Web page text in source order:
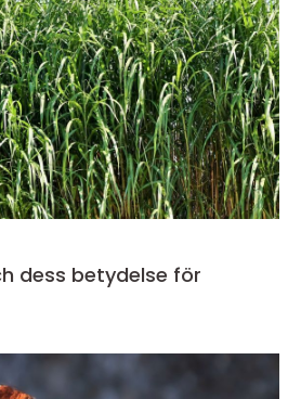
dess betydelse för